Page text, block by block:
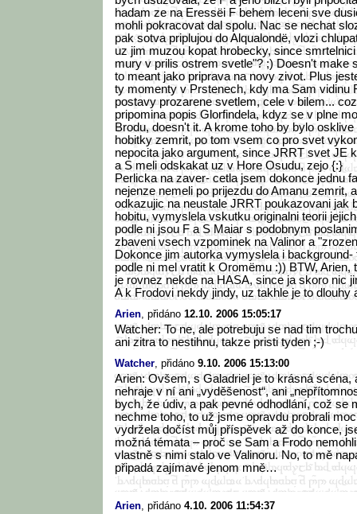
hadam ze na Eressëi F behem leceni sve
mohli pokracovat dal spolu. Nac se nechat
pak sotva priplujou do Alqualondë, vlozi
uz jim muzou kopat hrobecky, since
mury v prilis ostrem svetle"? ;) Doesn't make
to meant jako priprava na novy zivot. Plus
ty momenty v Prstenech, kdy ma Sam vidinu
postavy prozarene svetlem, cele v bilem...
pripomina popis Glorfindela, kdyz se v plne
Brodu, doesn't it. A krome toho by bylo
hobitky zemrit, po tom vsem co pro svet
nepocita jako argument, since JRRT svet JE
a S meli odskakat uz v Hore Osudu, zejo {:}
Perlicka na zaver- cetla jsem dokonce jednu
nejenze nemeli po prijezdu do Amanu zemrit,
odkazujic na neustale JRRT poukazovani jak
hobitu, vymyslela vskutku originalni teorii
podle ni jsou F a S Maiar s podobnym
zbaveni vsech vzpominek na Valinor a
Dokonce jim autorka vymyslela i
podle ni mel vratit k Oromëmu :)) BTW, Arien,
je rovnez nekde na HASA, since ja skoro nic
A k Frodovi nekdy jindy, uz takhle je to dlouhy
Arien, přidáno 12.10. 2006 15:05:17
Watcher: To ne, ale potrebuju se nad tim
ani zitra to nestihnu, takze pristi tyden ;-)
Watcher, přidáno 9.10. 2006 15:13:00
Arien: Ovšem, s Galadriel je to krásná
nehraje v ní ani „vyděšenost“, ani
bych, že údiv, a pak pevné odhodlání, což se
nechme toho, to už jsme opravdu probrali
vydržela dočíst můj příspěvek až do konce,
možná témata – proč se Sam a Frodo
vlastně s nimi stalo ve Valinoru. No, to mě
připadá zajímavé jenom mně…
Arien, přidáno 4.10. 2006 11:54:37